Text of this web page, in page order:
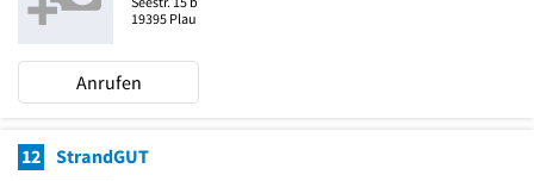
19395 Plau
Anrufen
12 StrandGUT